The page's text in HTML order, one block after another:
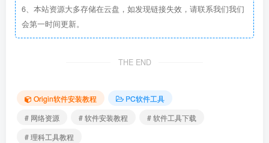
6、本站资源大多存储在云盘，如发现链接失效，请联系我们我们
会第一时间更新。
THE END
Origin软件安装教程
PC软件工具
# 网络资源
# 软件安装教程
# 软件工具下载
# 理科工具教程